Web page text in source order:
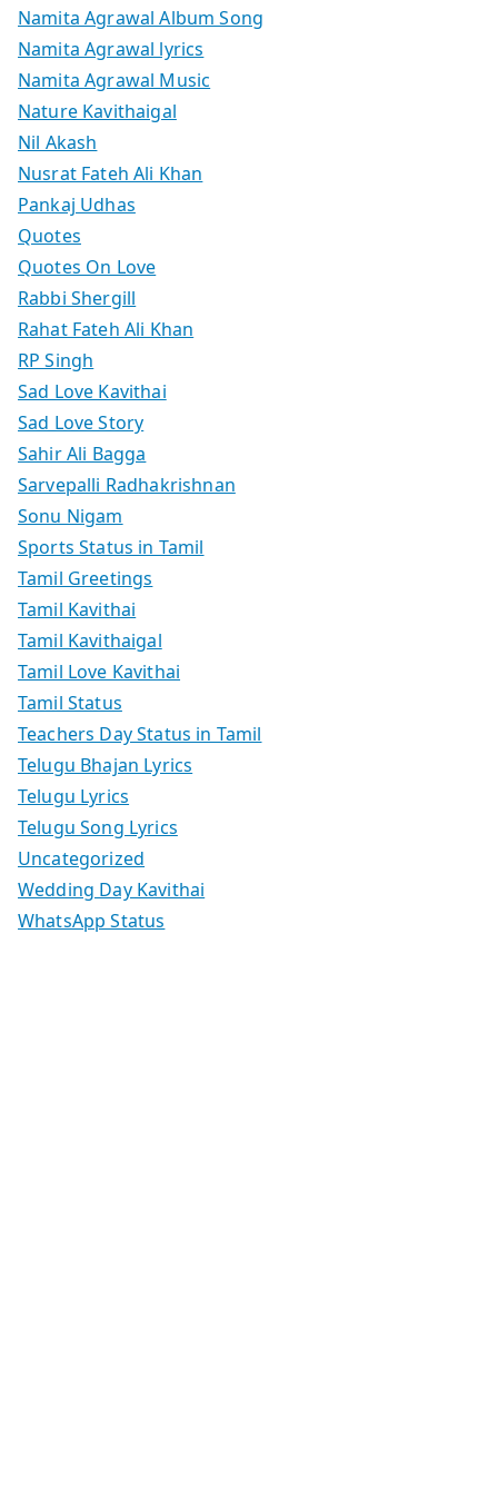
Namita Agrawal Album Song
Namita Agrawal lyrics
Namita Agrawal Music
Nature Kavithaigal
Nil Akash
Nusrat Fateh Ali Khan
Pankaj Udhas
Quotes
Quotes On Love
Rabbi Shergill
Rahat Fateh Ali Khan
RP Singh
Sad Love Kavithai
Sad Love Story
Sahir Ali Bagga
Sarvepalli Radhakrishnan
Sonu Nigam
Sports Status in Tamil
Tamil Greetings
Tamil Kavithai
Tamil Kavithaigal
Tamil Love Kavithai
Tamil Status
Teachers Day Status in Tamil
Telugu Bhajan Lyrics
Telugu Lyrics
Telugu Song Lyrics
Uncategorized
Wedding Day Kavithai
WhatsApp Status